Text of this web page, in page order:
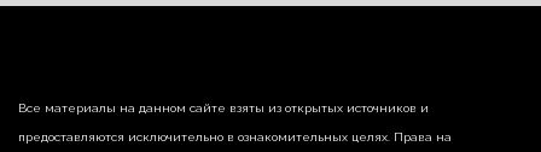
Все материалы на данном сайте взяты из открытых источников и
предоставляются исключительно в ознакомительных целях. Права на